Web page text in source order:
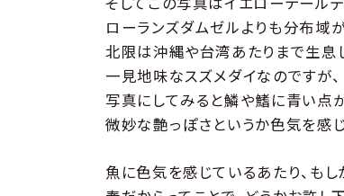
ローランズダムゼルよりも分布域
北限は沖縄や台湾あたりまで生息
一見地味なスズメダイなのですが、
写真にしてみると鱗や鰭に青い点
微妙な艶っぽさというか色気を感じ
魚に色気を感じているあたり、もし